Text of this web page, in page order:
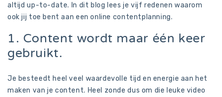
altijd up-to-date. In dit blog lees je vijf redenen waarom
ook jij toe bent aan een online contentplanning.
1. Content wordt maar één keer
gebruikt.
Je besteedt heel veel waardevolle tijd en energie aan het
maken van je content. Heel zonde dus om die leuke video